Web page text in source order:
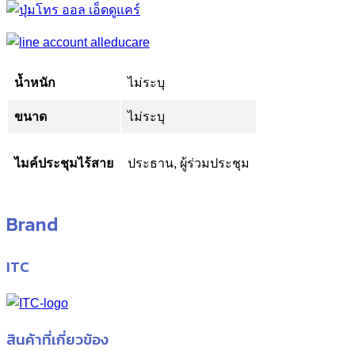
น้ำหนัก ไม่ระบุ
ขนาด ไม่ระบุ
ไมค์ประชุมไร้สาย ประธาน, ผู้ร่วมประชุม
Brand
ITC
สินค้าที่เกี่ยวข้อง